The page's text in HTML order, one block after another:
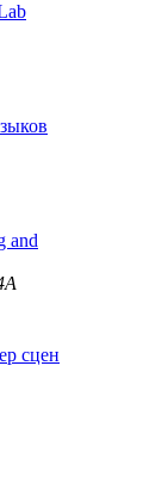
and
сцен